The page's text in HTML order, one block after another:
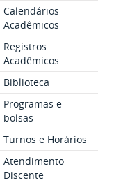
Calendários
Acadêmicos
Registros
Acadêmicos
Biblioteca
Programas e
bolsas
Turnos e Horários
Atendimento
Discente